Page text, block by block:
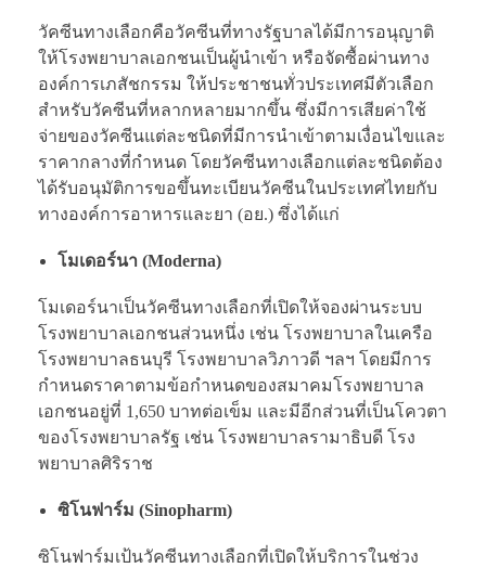
วัคซีนทางเลือกคือวัคซีนที่ทางรัฐบาลได้มีการอนุญาติ
ให้โรงพยาบาลเอกชนเป็นผู้นำเข้า หรือจัดซื้อผ่านทาง
องค์การเภสัชกรรม ให้ประชาชนทั่วประเทศมีตัวเลือก
สำหรับวัคซีนที่หลากหลายมากขึ้น ซึ่งมีการเสียค่าใช้
จ่ายของวัคซีนแต่ละชนิดที่มีการนำเข้าตามเงื่อนไขและ
ราคากลางที่กำหนด โดยวัคซีนทางเลือกแต่ละชนิดต้อง
ได้รับอนุมัติการขอขึ้นทะเบียนวัคซีนในประเทศไทยกับ
ทางองค์การอาหารและยา (อย.) ซึ่งได้แก่
โมเดอร์นา (Moderna)
โมเดอร์นาเป็นวัคซีนทางเลือกที่เปิดให้จองผ่านระบบ
โรงพยาบาลเอกชนส่วนหนึ่ง เช่น โรงพยาบาลในเครือ
โรงพยาบาลธนบุรี โรงพยาบาลวิภาวดี ฯลฯ โดยมีการ
กำหนดราคาตามข้อกำหนดของสมาคมโรงพยาบาล
เอกชนอยู่ที่ 1,650 บาทต่อเข็ม และมีอีกส่วนที่เป็นโควตา
ของโรงพยาบาลรัฐ เช่น โรงพยาบาลรามาธิบดี โรง
พยาบาลศิริราช
ซิโนฟาร์ม (Sinopharm)
ซิโนฟาร์มเป้นวัคซีนทางเลือกที่เปิดให้บริการในช่วง